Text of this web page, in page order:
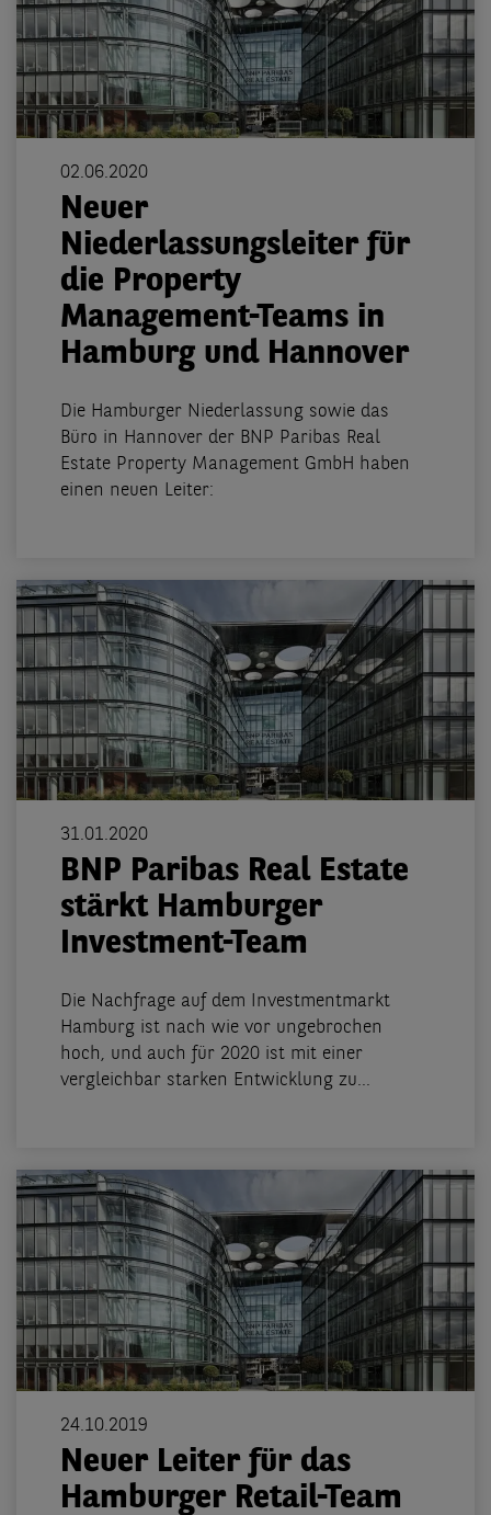
02.06.2020
Neuer
Niederlassungsleiter für
die Property
Management-Teams in
Hamburg und Hannover
Die Hamburger Niederlassung sowie das
Büro in Hannover der BNP Paribas Real
Estate Property Management GmbH haben
einen neuen Leiter:
31.01.2020
BNP Paribas Real Estate
stärkt Hamburger
Investment-Team
Die Nachfrage auf dem Investmentmarkt
Hamburg ist nach wie vor ungebrochen
hoch, und auch für 2020 ist mit einer
vergleichbar starken Entwicklung zu...
24.10.2019
Neuer Leiter für das
Hamburger Retail-Team